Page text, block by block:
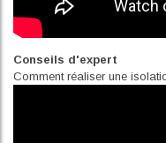
Conseils d'expert
Comment réaliser une